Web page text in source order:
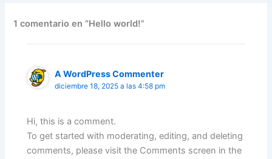
1 comentario en “Hello world!”
A WordPress Commenter
diciembre 18, 2025 a las 4:58 pm
Hi, this is a comment.
To get started with moderating, editing, and deleting
comments, please visit the Comments screen in the